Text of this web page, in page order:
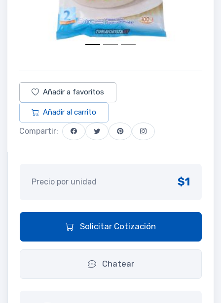
Añadir a favoritos
Añadir al carrito
Compartir:
Precio por unidad $1
Solicitar Cotización
Chatear